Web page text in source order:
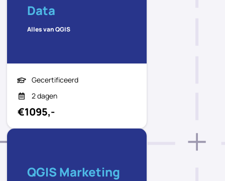
Data
Alles van QGIS
Gecertificeerd
2 dagen
€1095,-
QGIS Marketing